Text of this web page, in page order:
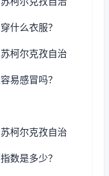
什么衣服？
柯尔克孜自治
易感冒吗？
柯尔克孜自治
数是多少？